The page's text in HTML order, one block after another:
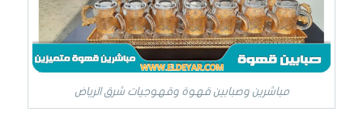
مباشرين وصبابين قهوة وقهوجيات شرق الرياض